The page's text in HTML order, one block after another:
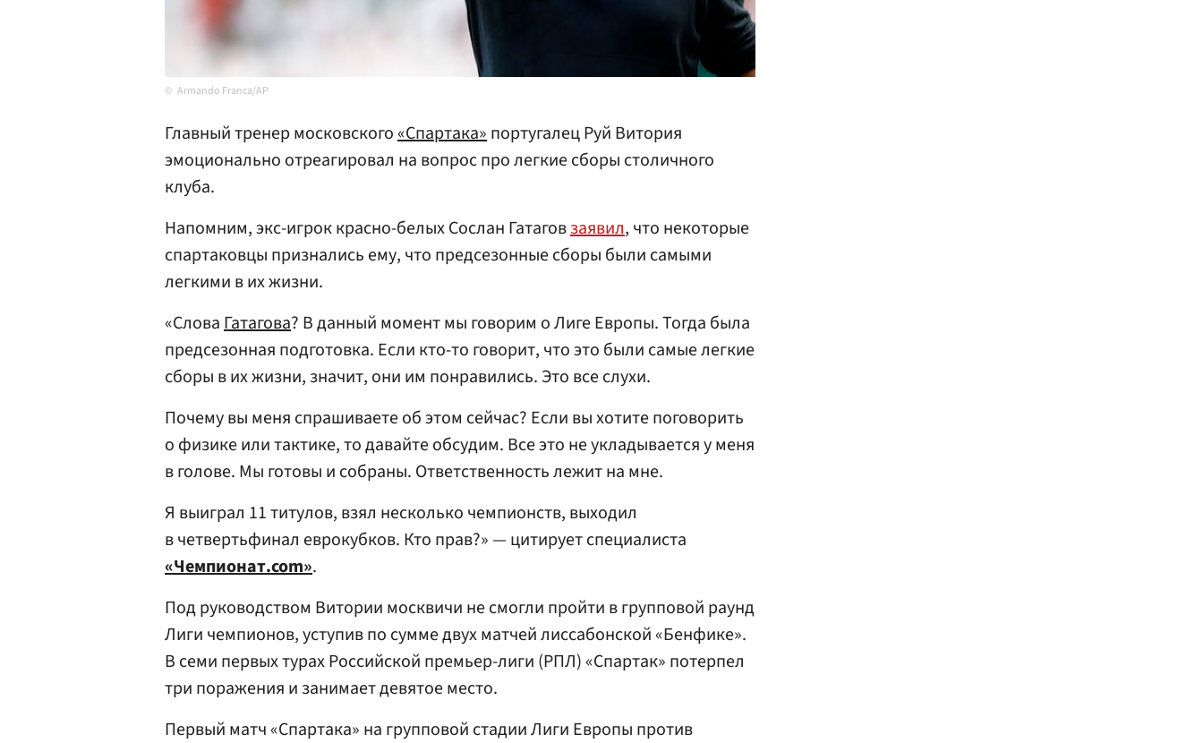
Armando Franca/AP
Главный тренер московского«Спартака»португалец Руй Витория
эмоционально отреагировал на вопрос про легкие сборы столичного
клуба.
Напомним, экс-игрок красно-белых Сослан Гатаговзаявил, что некоторые
спартаковцы признались ему, что предсезонные сборы были самыми
легкими в их жизни.
«СловаГатагова? В данный момент мы говорим о Лиге Европы. Тогда была
предсезонная подготовка. Если кто-то говорит, что это были самые легкие
сборы в их жизни, значит, они им понравились. Это все слухи.
Почему вы меня спрашиваете об этом сейчас? Если вы хотите поговорить
о физике или тактике, то давайте обсудим. Все это не укладывается у меня
в голове. Мы готовы и собраны. Ответственность лежит на мне.
Я выиграл 11 титулов, взял несколько чемпионств, выходил
в четвертьфинал еврокубков. Кто прав?» — цитирует специалиста
«Чемпионат.com».
Под руководством Витории москвичи не смогли пройти в групповой раунд
Лиги чемпионов, уступив по сумме двух матчей лиссабонской «Бенфике».
В семи первых турах Российской премьер-лиги (РПЛ) «Спартак» потерпел
три поражения и занимает девятое место.
Первый матч «Спартака» на групповой стадии Лиги Европы против